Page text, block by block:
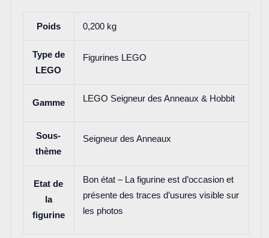
Poids 0,200 kg
Type de
LEGO
Figurines LEGO
Gamme LEGO Seigneur des Anneaux & Hobbit
Sous-
thème
Seigneur des Anneaux
Etat de
la
figurine
Bon état – La figurine est d’occasion et
présente des traces d’usures visible sur
les photos